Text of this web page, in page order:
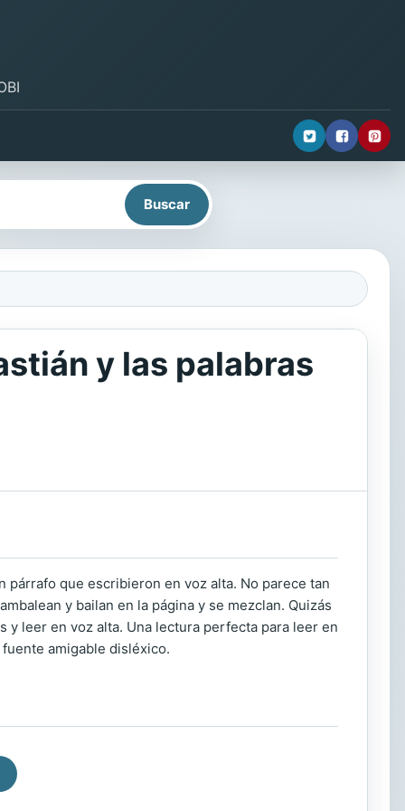
y las palabras
que escribieron en voz alta. No parece tan
y bailan en la página y se mezclan. Quizás
y leer en voz alta. Una lectura perfecta para leer en
amigable disléxico.